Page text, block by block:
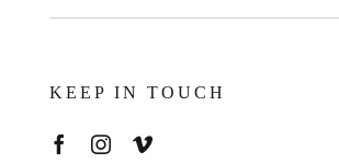
KEEP IN TOUCH